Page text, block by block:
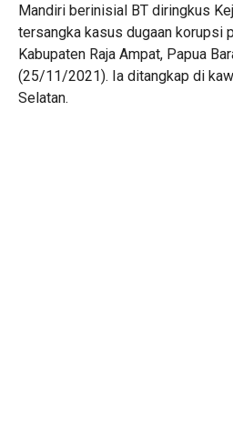
Mandiri berinisial BT diringkus
tersangka kasus dugaan korupsi
Kabupaten Raja Ampat, Papua
(25/11/2021). Ia ditangkap di
Selatan.